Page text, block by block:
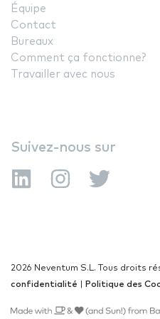
Équipe
Contact
Bureaux
Comment ça fonctionne?
Travailler avec nous
Suivez-nous sur
2026 Neventum S.L. Tous droits
confidentialité
Politique des